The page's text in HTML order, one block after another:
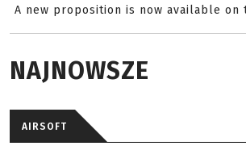
A new proposition is now available on
NAJNOWSZE
AIRSOFT